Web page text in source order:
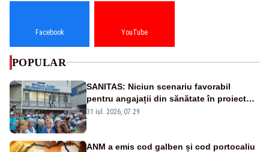
Facebook YouTube
POPULAR
SANITAS: Niciun scenariu favorabil
pentru angajații din sănătate în proiectul
Legii salarizării
31 iul. 2026, 07:29
ANM a emis cod galben și cod portocaliu